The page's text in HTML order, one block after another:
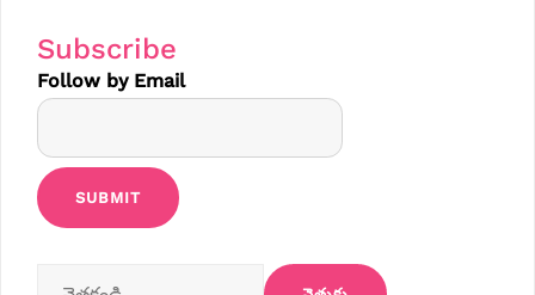
Subscribe
Follow by Email